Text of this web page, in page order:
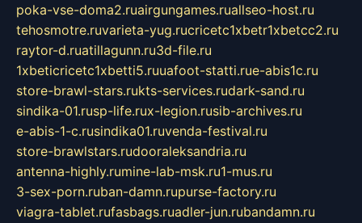
poka-vse-doma2.ruairgungames.ruallseo-host.ru
tehosmotre.ruvarieta-yug.rucricetc1xbetr1xbetcc2.ru
raytor-d.ruatillagunn.ru3d-file.ru
1xbeticricetc1xbetti5.ruuafoot-statti.rue-abis1c.ru
store-brawl-stars.rukts-services.rudark-sand.ru
sindika-01.rusp-life.rux-legion.rusib-archives.ru
e-abis-1-c.rusindika01.ruvenda-festival.ru
store-brawlstars.rudooraleksandria.ru
antenna-highly.rumine-lab-msk.ru1-mus.ru
3-sex-porn.ruban-damn.rupurse-factory.ru
viagra-tablet.rufasbags.ruadler-jun.rubandamn.ru